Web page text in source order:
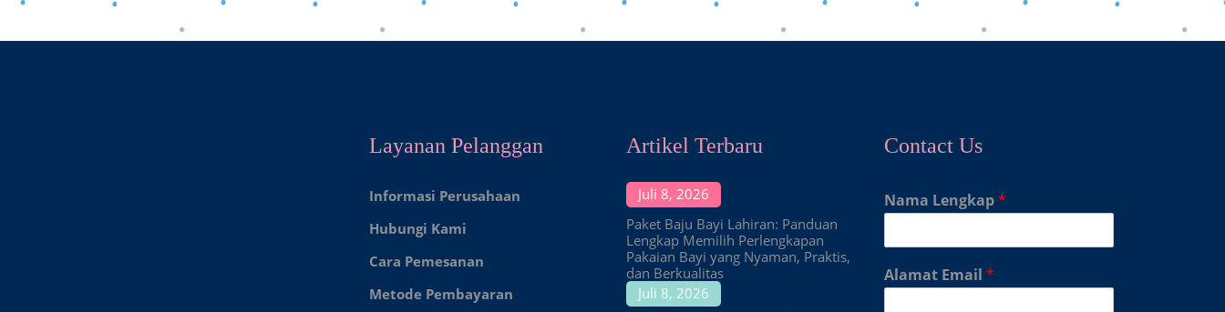
Layanan Pelanggan
Informasi Perusahaan
Hubungi Kami
Cara Pemesanan
Metode Pembayaran
Artikel Terbaru
Juli 8, 2026
Paket Baju Bayi Lahiran: Panduan
Lengkap Memilih Perlengkapan
Pakaian Bayi yang Nyaman, Praktis,
dan Berkualitas
Juli 8, 2026
Contact Us
Nama Lengkap*
Alamat Email *